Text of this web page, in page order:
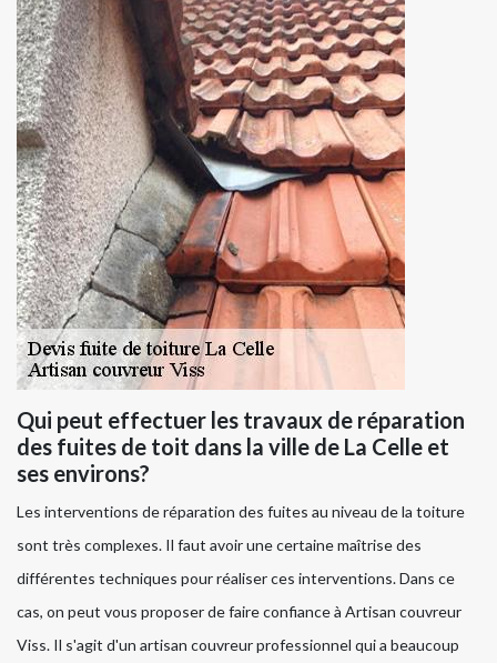
Qui peut effectuer les travaux de réparation
des fuites de toit dans la ville de La Celle et
ses environs?
Les interventions de réparation des fuites au niveau de la toiture
sont très complexes. Il faut avoir une certaine maîtrise des
différentes techniques pour réaliser ces interventions. Dans ce
cas, on peut vous proposer de faire confiance à Artisan couvreur
Viss. Il s'agit d'un artisan couvreur professionnel qui a beaucoup